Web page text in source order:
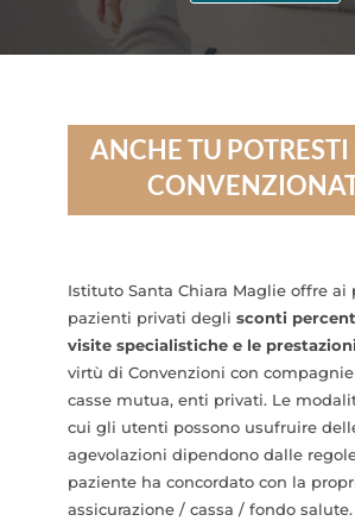
ANCHE TU POTRESTI
Istituto Santa Chiara Maglie offre ai
pazienti privati degli sconti
visite specialistiche e le
virtù di Convenzioni con compagnie
casse mutua, enti privati. Le
cui gli utenti possono usufruire
agevolazioni dipendono dalle
paziente ha concordato con la
assicurazione / cassa / fondo salute.